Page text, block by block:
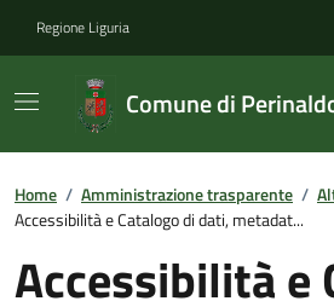
Regione Liguria
Comune di
Home / Amministrazione trasparente /
Accessibilità e Catalogo di dati, metadat...
Accessibilità e